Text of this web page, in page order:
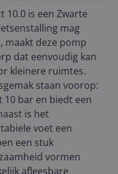
10.0 is een Zwarte
mag
maakt deze pomp
dat eenvoudig kan
kleinere ruimtes.
staan voorop:
bar en biedt een
is het
voet een
een stuk
vormen
afleesbare